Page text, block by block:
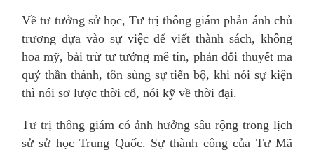
Về tư tưởng sử học, Tư trị thông giám phản ánh chủ
trương dựa vào sự việc để viết thành sách, không
hoa mỹ, bài trừ tư tưởng mê tín, phản đối thuyết ma
quỷ thần thánh, tôn sùng sự tiến bộ, khi nói sự kiện
thì nói sơ lược thời cổ, nói kỹ về thời đại.
Tư trị thông giám có ảnh hưởng sâu rộng trong lịch
sử sử học Trung Quốc. Sự thành công của Tư Mã